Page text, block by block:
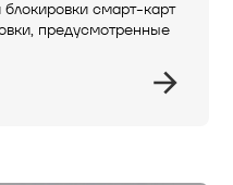
смарт-карт
предусмотренные